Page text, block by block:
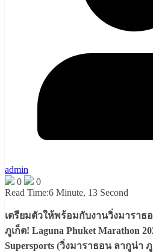
admin
0
0
Read Time:6 Minute, 13 Second
เตรียมตัวให้พร้อมกับงานวิ่งมารา
ภูเก็ต! Laguna Phuket Marathon
Supersports (วิ่งมาราธอน ลากูน่า ภู